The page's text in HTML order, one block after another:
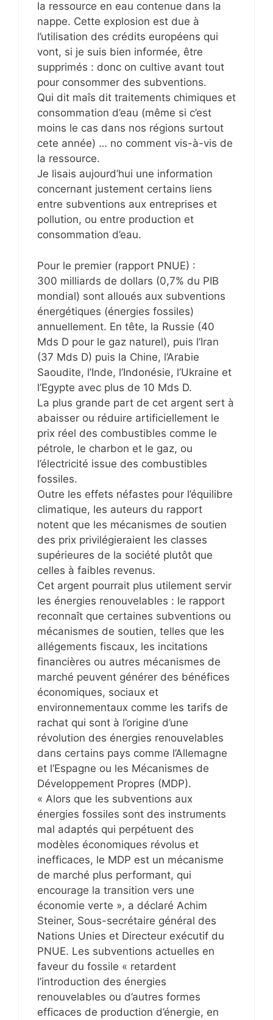
la ressource en eau contenue dans la
nappe. Cette explosion est due à
l’utilisation des crédits européens qui
vont, si je suis bien informée, être
supprimés : donc on cultive avant tout
pour consommer des subventions.
Qui dit maîs dit traitements chimiques et
consommation d’eau (même si c’est
moins le cas dans nos régions surtout
cete année) … no comment vis-à-vis de
la ressource.
Je lisais aujourd’hui une information
concernant justement certains liens
entre subventions aux entreprises et
pollution, ou entre production et
consommation d’eau.
Pour le premier (rapport PNUE) :
300 milliards de dollars (0,7% du PIB
mondial) sont alloués aux subventions
énergétiques (énergies fossiles)
annuellement. En tête, la Russie (40
Mds D pour le gaz naturel), puis l’Iran
(37 Mds D) puis la Chine, l’Arabie
Saoudite, l’Inde, l’Indonésie, l’Ukraine et
l’Egypte avec plus de 10 Mds D.
La plus grande part de cet argent sert à
abaisser ou réduire artificiellement le
prix réel des combustibles comme le
pétrole, le charbon et le gaz, ou
l’électricité issue des combustibles
fossiles.
Outre les effets néfastes pour l’équilibre
climatique, les auteurs du rapport
notent que les mécanismes de soutien
des prix privilégieraient les classes
supérieures de la société plutôt que
celles à faibles revenus.
Cet argent pourrait plus utilement servir
les énergies renouvelables : le rapport
reconnaît que certaines subventions ou
mécanismes de soutien, telles que les
allégements fiscaux, les incitations
financières ou autres mécanismes de
marché peuvent générer des bénéfices
économiques, sociaux et
environnementaux comme les tarifs de
rachat qui sont à l’origine d’une
révolution des énergies renouvelables
dans certains pays comme l’Allemagne
et l’Espagne ou les Mécanismes de
Développement Propres (MDP).
« Alors que les subventions aux
énergies fossiles sont des instruments
mal adaptés qui perpétuent des
modèles économiques révolus et
inefficaces, le MDP est un mécanisme
de marché plus performant, qui
encourage la transition vers une
économie verte », a déclaré Achim
Steiner, Sous-secrétaire général des
Nations Unies et Directeur exécutif du
PNUE. Les subventions actuelles en
faveur du fossile « retardent
l’introduction des énergies
renouvelables ou d’autres formes
efficaces de production d’énergie, en